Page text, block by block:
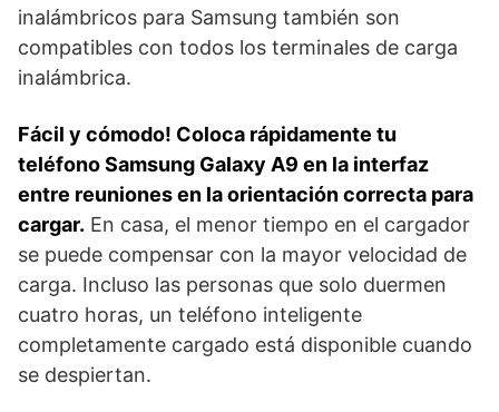
inalámbricos para Samsung también son
compatibles con todos los terminales de carga
inalámbrica.
Fácil y cómodo! Coloca rápidamente tu
teléfono Samsung Galaxy A9 en la interfaz
entre reuniones en la orientación correcta para
cargar. En casa, el menor tiempo en el cargador
se puede compensar con la mayor velocidad de
carga. Incluso las personas que solo duermen
cuatro horas, un teléfono inteligente
completamente cargado está disponible cuando
se despiertan.